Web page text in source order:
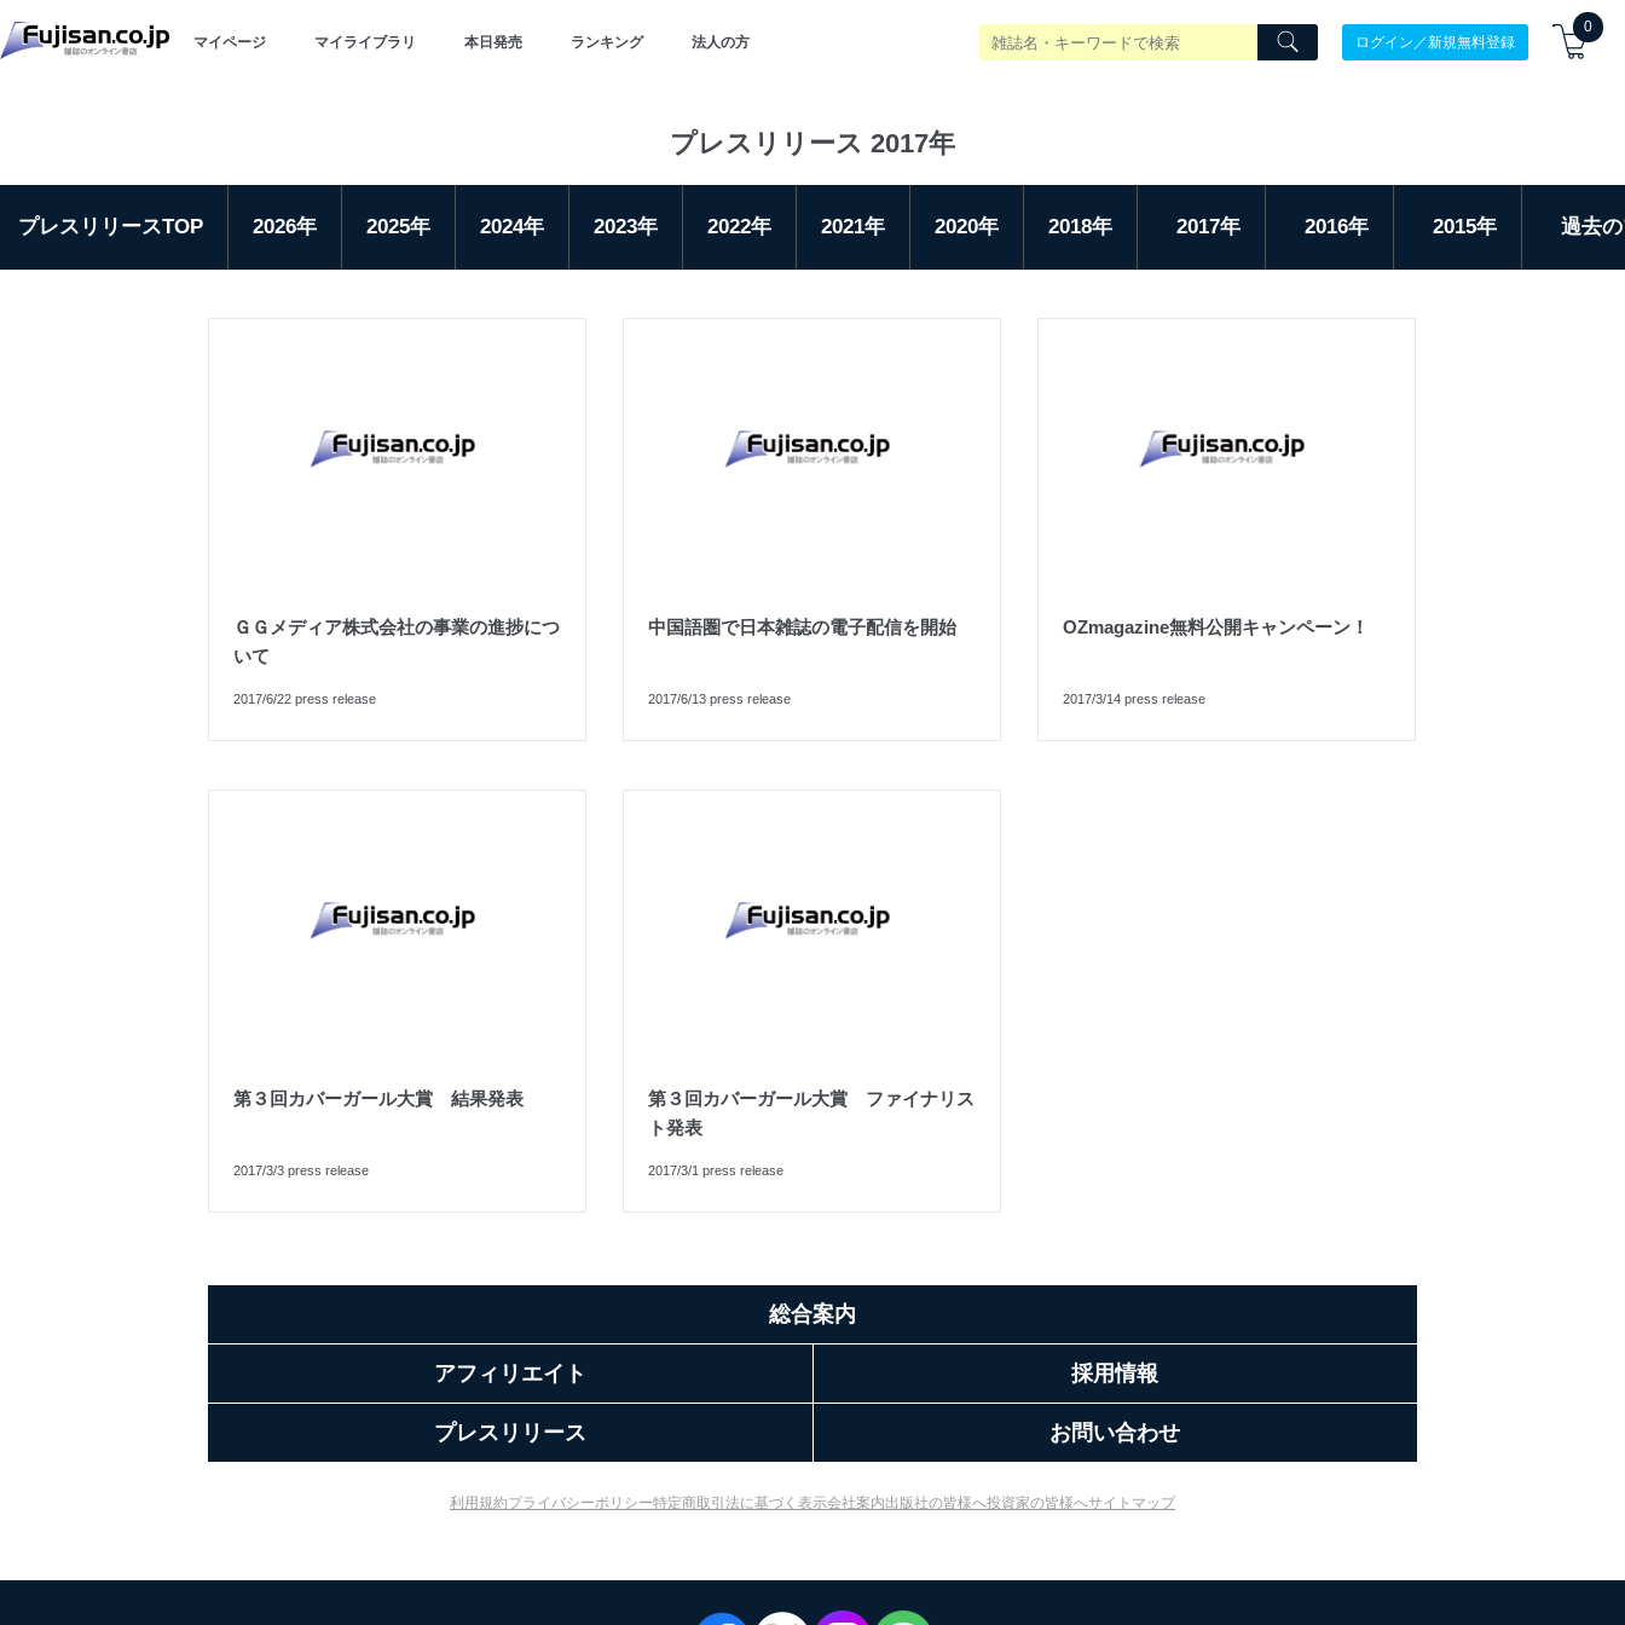
マイページ マイライブラリ 本日発売 ランキング 法人の方 ログイン／新規無料登録
0
プレスリリース 2017年
プレスリリースTOP 2026年 2025年 2024年 2023年 2022年 2021年 2020年 2018年 2017年 2016年 2015年 過去
ＧＧメディア株式会社の事業の進捗につ
いて
2017/6/22 press release
中国語圏で日本雑誌の電子配信を開始
2017/6/13 press release
OZmagazine無料公開キャンペーン！
2017/3/14 press release
第３回カバーガール大賞 結果発表
2017/3/3 press release
第３回カバーガール大賞 ファイナリス
ト発表
2017/3/1 press release
総合案内
アフィリエイト 採用情報
プレスリリース お問い合わせ
利用規約プライバシーポリシー特定商取引法に基づく表示会社案内出版社の皆様へ投資家の皆様へサイトマップ